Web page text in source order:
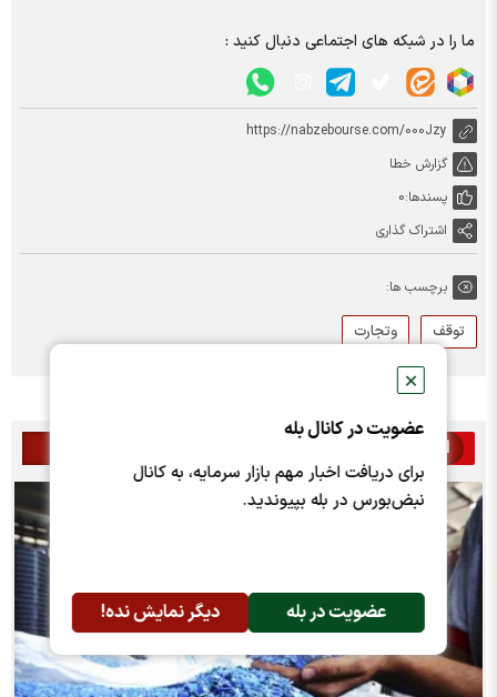
✕
عضویت در کانال بله
برای دریافت اخبار مهم بازار سرمایه، به کانال
نبض‌بورس در بله بپیوندید.
عضویت در بله دیگر نمایش نده!
ما را در شبکه های اجتماعی دنبال کنید :
https://nabzebourse.com/000Jzy
گزارش خطا
پسندها:0
اشتراک گذاری
برچسب ها:
توقف وتجارت
اخبار مرتبط